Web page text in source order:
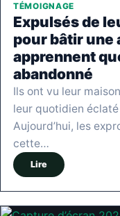
TÉMOIGNAGE
Expulsés de
pour bâtir une
apprennent
abandonné
Ils ont vu leur
leur quotidien
Aujourd’hui, les
cette…
Lire